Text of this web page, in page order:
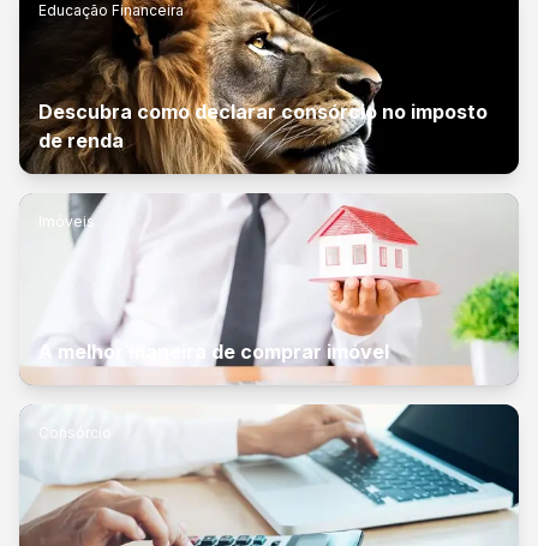
Educação Financeira
Descubra como declarar consórcio no imposto
de renda
Imóveis
A melhor maneira de comprar imóvel
Consórcio